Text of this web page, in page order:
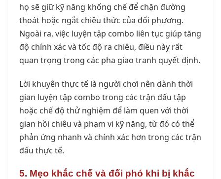
họ sẽ giữ kỹ năng khống chế để chặn đường
thoát hoặc ngắt chiêu thức của đối phương.
Ngoài ra, việc luyện tập combo liên tục giúp tăng
độ chính xác và tốc độ ra chiêu, điều này rất
quan trọng trong các pha giao tranh quyết định.
Lời khuyên thực tế là người chơi nên dành thời
gian luyện tập combo trong các trận đấu tập
hoặc chế độ thử nghiệm để làm quen với thời
gian hồi chiêu và phạm vi kỹ năng, từ đó có thể
phản ứng nhanh và chính xác hơn trong các trận
đấu thực tế.
5. Mẹo khắc chế và đối phó khi bị khắc